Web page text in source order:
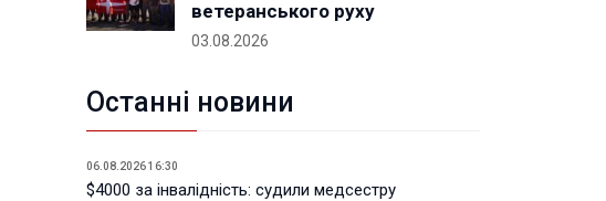
ветеранського руху
03.08.2026
Останні новини
06.08.2026 16:30
$4000 за інвалідність: судили медсестру